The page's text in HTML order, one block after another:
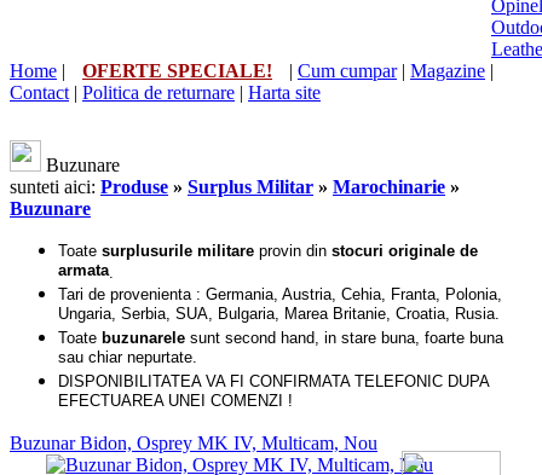
Opinel
Home | OFERTE SPECIALE! | Cum cumpar| Magazine |
Contact | Politica de returnare | Harta site
Buzunare
sunteti aici: Produse » Surplus Militar » Marochinarie »
Buzunare
Toate surplusurile militare provin din stocuri originale de
armata.
Tari de provenienta : Germania, Austria, Cehia, Franta, Polonia,
Ungaria, Serbia, SUA, Bulgaria, Marea Britanie, Croatia, Rusia.
Toate buzunarele sunt second hand, in stare buna, foarte buna
sau chiar nepurtate.
DISPONIBILITATEA VA FI CONFIRMATA TELEFONIC DUPA
EFECTUAREA UNEI COMENZI !
Buzunar Bidon, Osprey MK IV, Multicam, Nou